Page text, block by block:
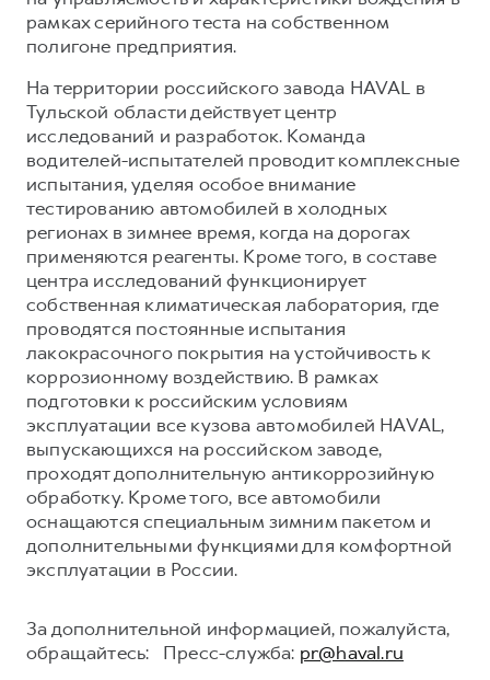
рамках серийного теста на собственном
полигоне предприятия.
На территории российского завода HAVAL в
Тульской области действует центр
исследований и разработок. Команда
водителей-испытателей проводит комплексные
испытания, уделяя особое внимание
тестированию автомобилей в холодных
регионах в зимнее время, когда на дорогах
применяются реагенты. Кроме того, в составе
центра исследований функционирует
собственная климатическая лаборатория, где
проводятся постоянные испытания
лакокрасочного покрытия на устойчивость к
коррозионному воздействию. В рамках
подготовки к российским условиям
эксплуатации все кузова автомобилей HAVAL,
выпускающихся на российском заводе,
проходят дополнительную антикоррозийную
обработку. Кроме того, все автомобили
оснащаются специальным зимним пакетом и
дополнительными функциями для комфортной
эксплуатации в России.
За дополнительной информацией, пожалуйста,
обращайтесь: Пресс-служба: pr@haval.ru